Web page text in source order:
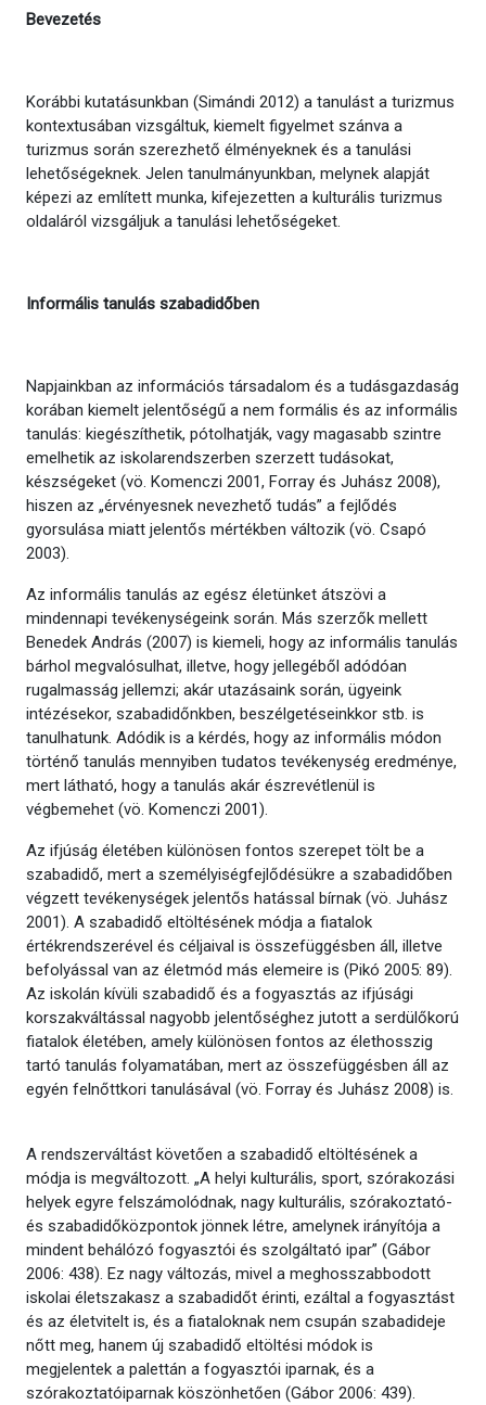
Bevezetés
Korábbi kutatásunkban (Simándi 2012) a tanulást a turizmus
kontextusában vizsgáltuk, kiemelt figyelmet szánva a
turizmus során szerezhető élményeknek és a tanulási
lehetőségeknek. Jelen tanulmányunkban, melynek alapját
képezi az említett munka, kifejezetten a kulturális turizmus
oldaláról vizsgáljuk a tanulási lehetőségeket.
Informális tanulás szabadidőben
Napjainkban az információs társadalom és a tudásgazdaság
korában kiemelt jelentőségű a nem formális és az informális
tanulás: kiegészíthetik, pótolhatják, vagy magasabb szintre
emelhetik az iskolarendszerben szerzett tudásokat,
készségeket (vö. Komenczi 2001, Forray és Juhász 2008),
hiszen az „érvényesnek nevezhető tudás” a fejlődés
gyorsulása miatt jelentős mértékben változik (vö. Csapó
2003).
Az informális tanulás az egész életünket átszövi a
mindennapi tevékenységeink során. Más szerzők mellett
Benedek András (2007) is kiemeli, hogy az informális tanulás
bárhol megvalósulhat, illetve, hogy jellegéből adódóan
rugalmasság jellemzi; akár utazásaink során, ügyeink
intézésekor, szabadidőnkben, beszélgetéseinkkor stb. is
tanulhatunk. Adódik is a kérdés, hogy az informális módon
történő tanulás mennyiben tudatos tevékenység eredménye,
mert látható, hogy a tanulás akár észrevétlenül is
végbemehet (vö. Komenczi 2001).
Az ifjúság életében különösen fontos szerepet tölt be a
szabadidő, mert a személyiségfejlődésükre a szabadidőben
végzett tevékenységek jelentős hatással bírnak (vö. Juhász
2001). A szabadidő eltöltésének módja a fiatalok
értékrendszerével és céljaival is összefüggésben áll, illetve
befolyással van az életmód más elemeire is (Pikó 2005: 89).
Az iskolán kívüli szabadidő és a fogyasztás az ifjúsági
korszakváltással nagyobb jelentőséghez jutott a serdülőkorú
fiatalok életében, amely különösen fontos az élethosszig
tartó tanulás folyamatában, mert az összefüggésben áll az
egyén felnőttkori tanulásával (vö. Forray és Juhász 2008) is.
A rendszerváltást követően a szabadidő eltöltésének a
módja is megváltozott. „A helyi kulturális, sport, szórakozási
helyek egyre felszámolódnak, nagy kulturális, szórakoztató-
és szabadidőközpontok jönnek létre, amelynek irányítója a
mindent behálózó fogyasztói és szolgáltató ipar” (Gábor
2006: 438). Ez nagy változás, mivel a meghosszabbodott
iskolai életszakasz a szabadidőt érinti, ezáltal a fogyasztást
és az életvitelt is, és a fiataloknak nem csupán szabadideje
nőtt meg, hanem új szabadidő eltöltési módok is
megjelentek a palettán a fogyasztói iparnak, és a
szórakoztatóiparnak köszönhetően (Gábor 2006: 439).